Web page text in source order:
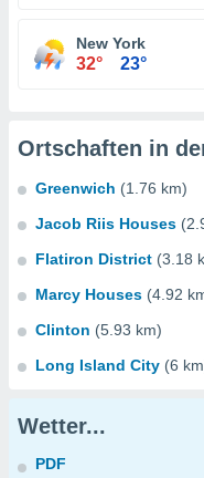
New York
32° 23°
Ortschaften in
Greenwich (1.76 km)
Jacob Riis Houses
Flatiron District (3.18
Marcy Houses (4.92
Clinton (5.93 km)
Long Island City (6
Wetter...
PDF